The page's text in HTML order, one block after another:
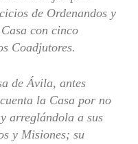
de Ordenandos y
con cinco
Coadjutores.
de Ávila, antes
la Casa por no
arreglándola a sus
y Misiones; su